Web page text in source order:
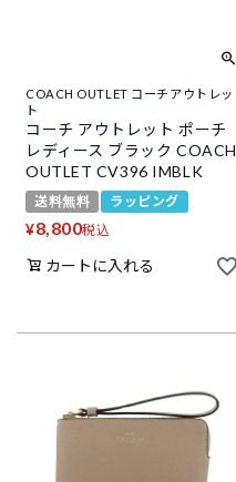
COACH OUTLET コーチアウトレッ
ト
コーチ アウトレット ポーチ
レディース ブラック COACH
OUTLET CV396 IMBLK
送料無料 ラッピング
¥8,800税込
カートに入れる